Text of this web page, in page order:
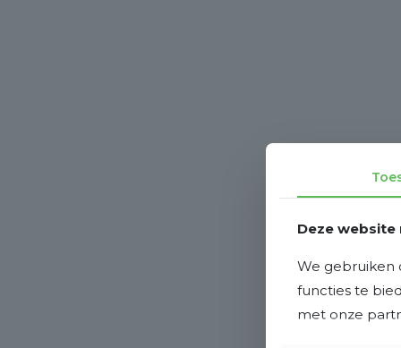
Deze
We gebruiken
functies te
met onze